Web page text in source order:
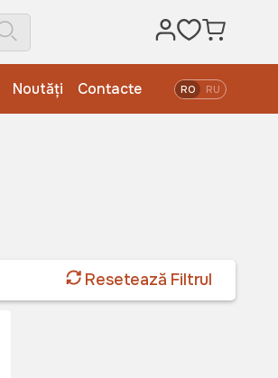
Noutăți Contacte RO RU
Resetează Filtrul